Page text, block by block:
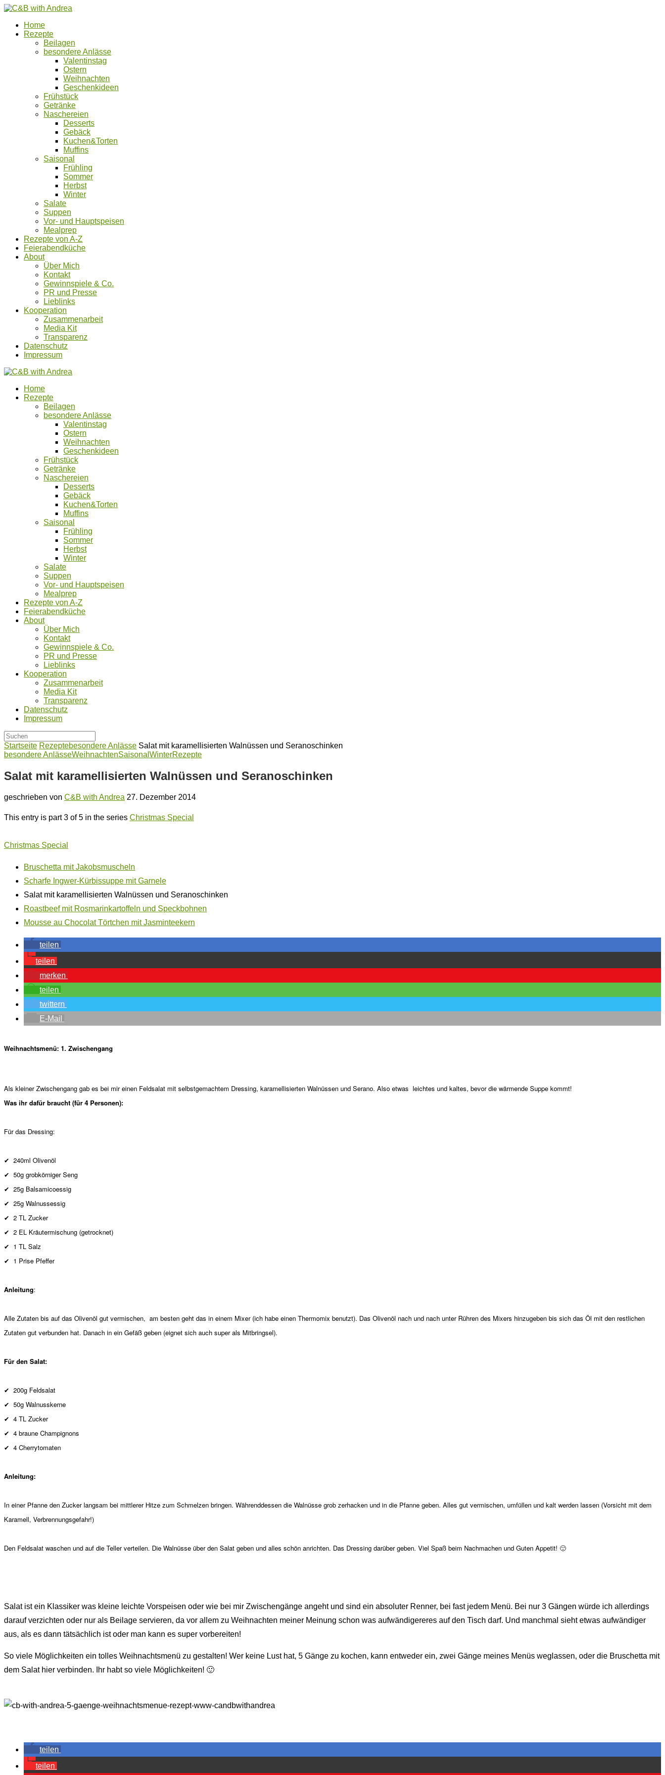
Home
Rezepte
Beilagen
besondere Anlässe
Valentinstag
Ostern
Weihnachten
Geschenkideen
Frühstück
Getränke
Naschereien
Desserts
Gebäck
Kuchen&Torten
Muffins
Saisonal
Frühling
Sommer
Herbst
Winter
Salate
Suppen
Vor- und Hauptspeisen
Mealprep
Rezepte von A-Z
Feierabendküche
About
Über Mich
Kontakt
Gewinnspiele & Co.
PR und Presse
Lieblinks
Kooperation
Zusammenarbeit
Media Kit
Transparenz
Datenschutz
Impressum
Home
Rezepte
Beilagen
besondere Anlässe
Valentinstag
Ostern
Weihnachten
Geschenkideen
Frühstück
Getränke
Naschereien
Desserts
Gebäck
Kuchen&Torten
Muffins
Saisonal
Frühling
Sommer
Herbst
Winter
Salate
Suppen
Vor- und Hauptspeisen
Mealprep
Rezepte von A-Z
Feierabendküche
About
Über Mich
Kontakt
Gewinnspiele & Co.
PR und Presse
Lieblinks
Kooperation
Zusammenarbeit
Media Kit
Transparenz
Datenschutz
Impressum
Startseite Rezeptebesondere Anlässe Salat mit karamellisierten Walnüssen und Seranoschinken
besondere AnlässeWeihnachtenSaisonal WinterRezepte
Salat mit karamellisierten Walnüssen und Seranoschinken
geschrieben von C&B with Andrea 27. Dezember 2014
This entry is part 3 of 5 in the series Christmas Special
Christmas Special
Bruschetta mit Jakobsmuscheln
Scharfe Ingwer-Kürbissuppe mit Garnele
Salat mit karamellisierten Walnüssen und Seranoschinken
Roastbeef mit Rosmarinkartoffeln und Speckbohnen
Mousse au Chocolat Törtchen mit Jasminteekern
teilen
teilen
merken
teilen
twittern
E-Mail
Weihnachtsmenü: 1. Zwischengang
Als kleiner Zwischengang gab es bei mir einen Feldsalat mit selbstgemachtem Dressing, karamellisierten Walnüssen und Serano. Also etwas leichtes und kaltes, bevor die wärmende Suppe kommt!
Was ihr dafür braucht (für 4 Personen):
Für das Dressing:
✔ 240ml Olivenöl
✔ 50g grobkörniger Seng
✔ 25g Balsamicoessig
✔ 25g Walnussessig
✔ 2 TL Zucker
✔ 2 EL Kräutermischung (getrocknet)
✔ 1 TL Salz
✔ 1 Prise Pfeffer
Anleitung:
Alle Zutaten bis auf das Olivenöl gut vermischen, am besten geht das in einem Mixer (ich habe einen Thermomix benutzt). Das Olivenöl nach und nach unter Rühren des Mixers hinzugeben bis sich das Öl mit den restlichen
Zutaten gut verbunden hat. Danach in ein Gefäß geben (eignet sich auch super als Mitbringsel).
Für den Salat:
✔ 200g Feldsalat
✔ 50g Walnusskerne
✔ 4 TL Zucker
✔ 4 braune Champignons
✔ 4 Cherrytomaten
Anleitung:
In einer Pfanne den Zucker langsam bei mittlerer Hitze zum Schmelzen bringen. Währenddessen die Walnüsse grob zerhacken und in die Pfanne geben. Alles gut vermischen, umfüllen und kalt werden lassen (Vorsicht mit dem
Karamell, Verbrennungsgefahr!)
Den Feldsalat waschen und auf die Teller verteilen. Die Walnüsse über den Salat geben und alles schön anrichten. Das Dressing darüber geben. Viel Spaß beim Nachmachen und Guten Appetit! 🙂
Salat ist ein Klassiker was kleine leichte Vorspeisen oder wie bei mir Zwischengänge angeht und sind ein absoluter Renner, bei fast jedem Menü. Bei nur 3 Gängen würde ich allerdings
darauf verzichten oder nur als Beilage servieren, da vor allem zu Weihnachten meiner Meinung schon was aufwändigereres auf den Tisch darf. Und manchmal sieht etwas aufwändiger
aus, als es dann tätsächlich ist oder man kann es super vorbereiten!
So viele Möglichkeiten ein tolles Weihnachtsmenü zu gestalten! Wer keine Lust hat, 5 Gänge zu kochen, kann entweder ein, zwei Gänge meines Menüs weglassen, oder die Bruschetta mit
dem Salat hier verbinden. Ihr habt so viele Möglichkeiten! 🙂
teilen
teilen